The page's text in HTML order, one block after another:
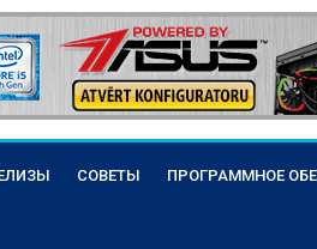
СОВЕТЫ ПРОГРАММНОЕ